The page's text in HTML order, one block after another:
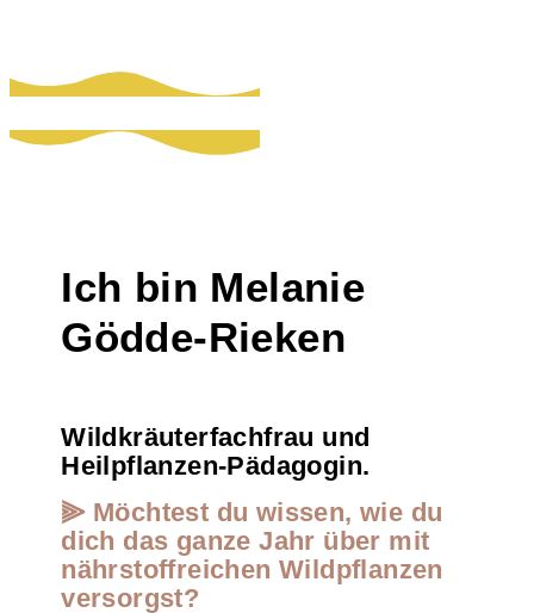
Ich bin Melanie
Gödde-Rieken
Wildkräuterfachfrau und
Heilpflanzen-Pädagogin.
⫸ Möchtest du wissen, wie du
dich das ganze Jahr über mit
nährstoffreichen Wildpflanzen
versorgst?